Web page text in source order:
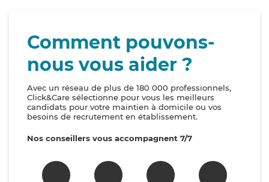
Comment pouvons-
nous vous aider ?
Avec un réseau de plus de 180 000 professionnels,
Click&Care sélectionne pour vous les meilleurs
candidats pour votre maintien à domicile ou vos
besoins de recrutement en établissement.
Nos conseillers vous accompagnent 7/7